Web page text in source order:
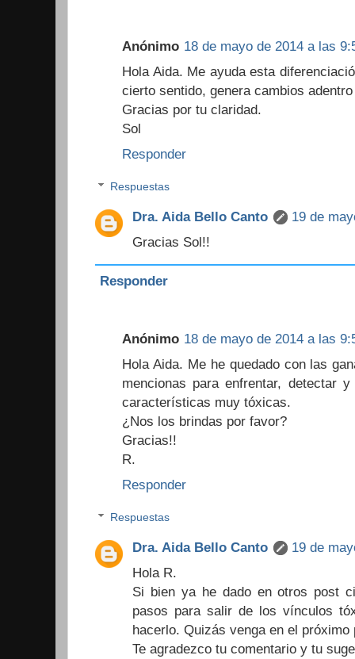
Anónimo 18 de mayo de 2014 a las
Hola Aida. Me ayuda esta
cierto sentido, genera cambios
Gracias por tu claridad.
Sol
Responder
Respuestas
Dra. Aida Bello Canto
19 de
Gracias Sol!!
Responder
Anónimo 18 de mayo de 2014 a las
Hola Aida. Me he quedado con las
mencionas para enfrentar, detectar
características muy tóxicas.
¿Nos los brindas por favor?
Gracias!!
R.
Responder
Respuestas
Dra. Aida Bello Canto
19 de
Hola R.
Si bien ya he dado en otros post
pasos para salir de los vínculos
hacerlo. Quizás venga en el próximo
Te agradezco tu comentario y tu